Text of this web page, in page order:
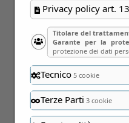
22
Gen
Privacy policy art. 13
Titolare del
Garante per la
protezione dei dati
Tecnico5 cookie
Terze Parti 3 cookie